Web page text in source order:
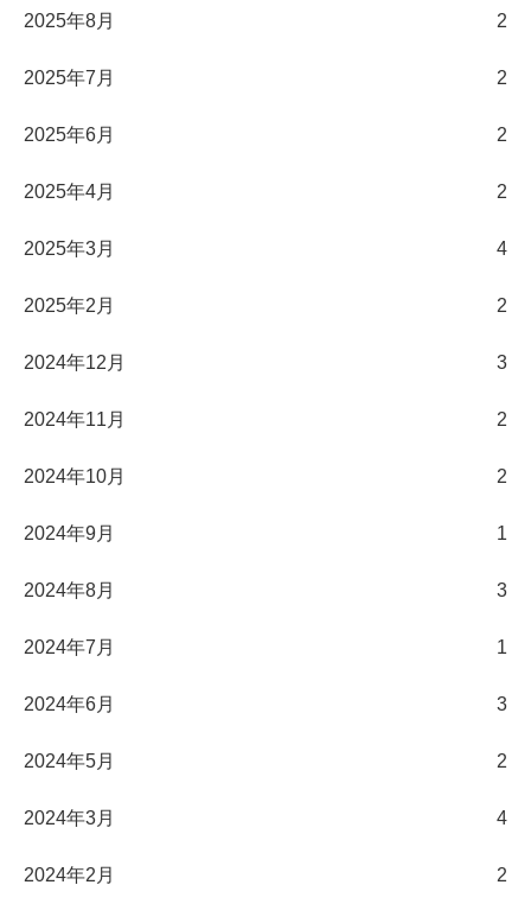
2025年8月 2
2025年7月 2
2025年6月 2
2025年4月 2
2025年3月 4
2025年2月 2
2024年12月 3
2024年11月 2
2024年10月 2
2024年9月 1
2024年8月 3
2024年7月 1
2024年6月 3
2024年5月 2
2024年3月 4
2024年2月 2